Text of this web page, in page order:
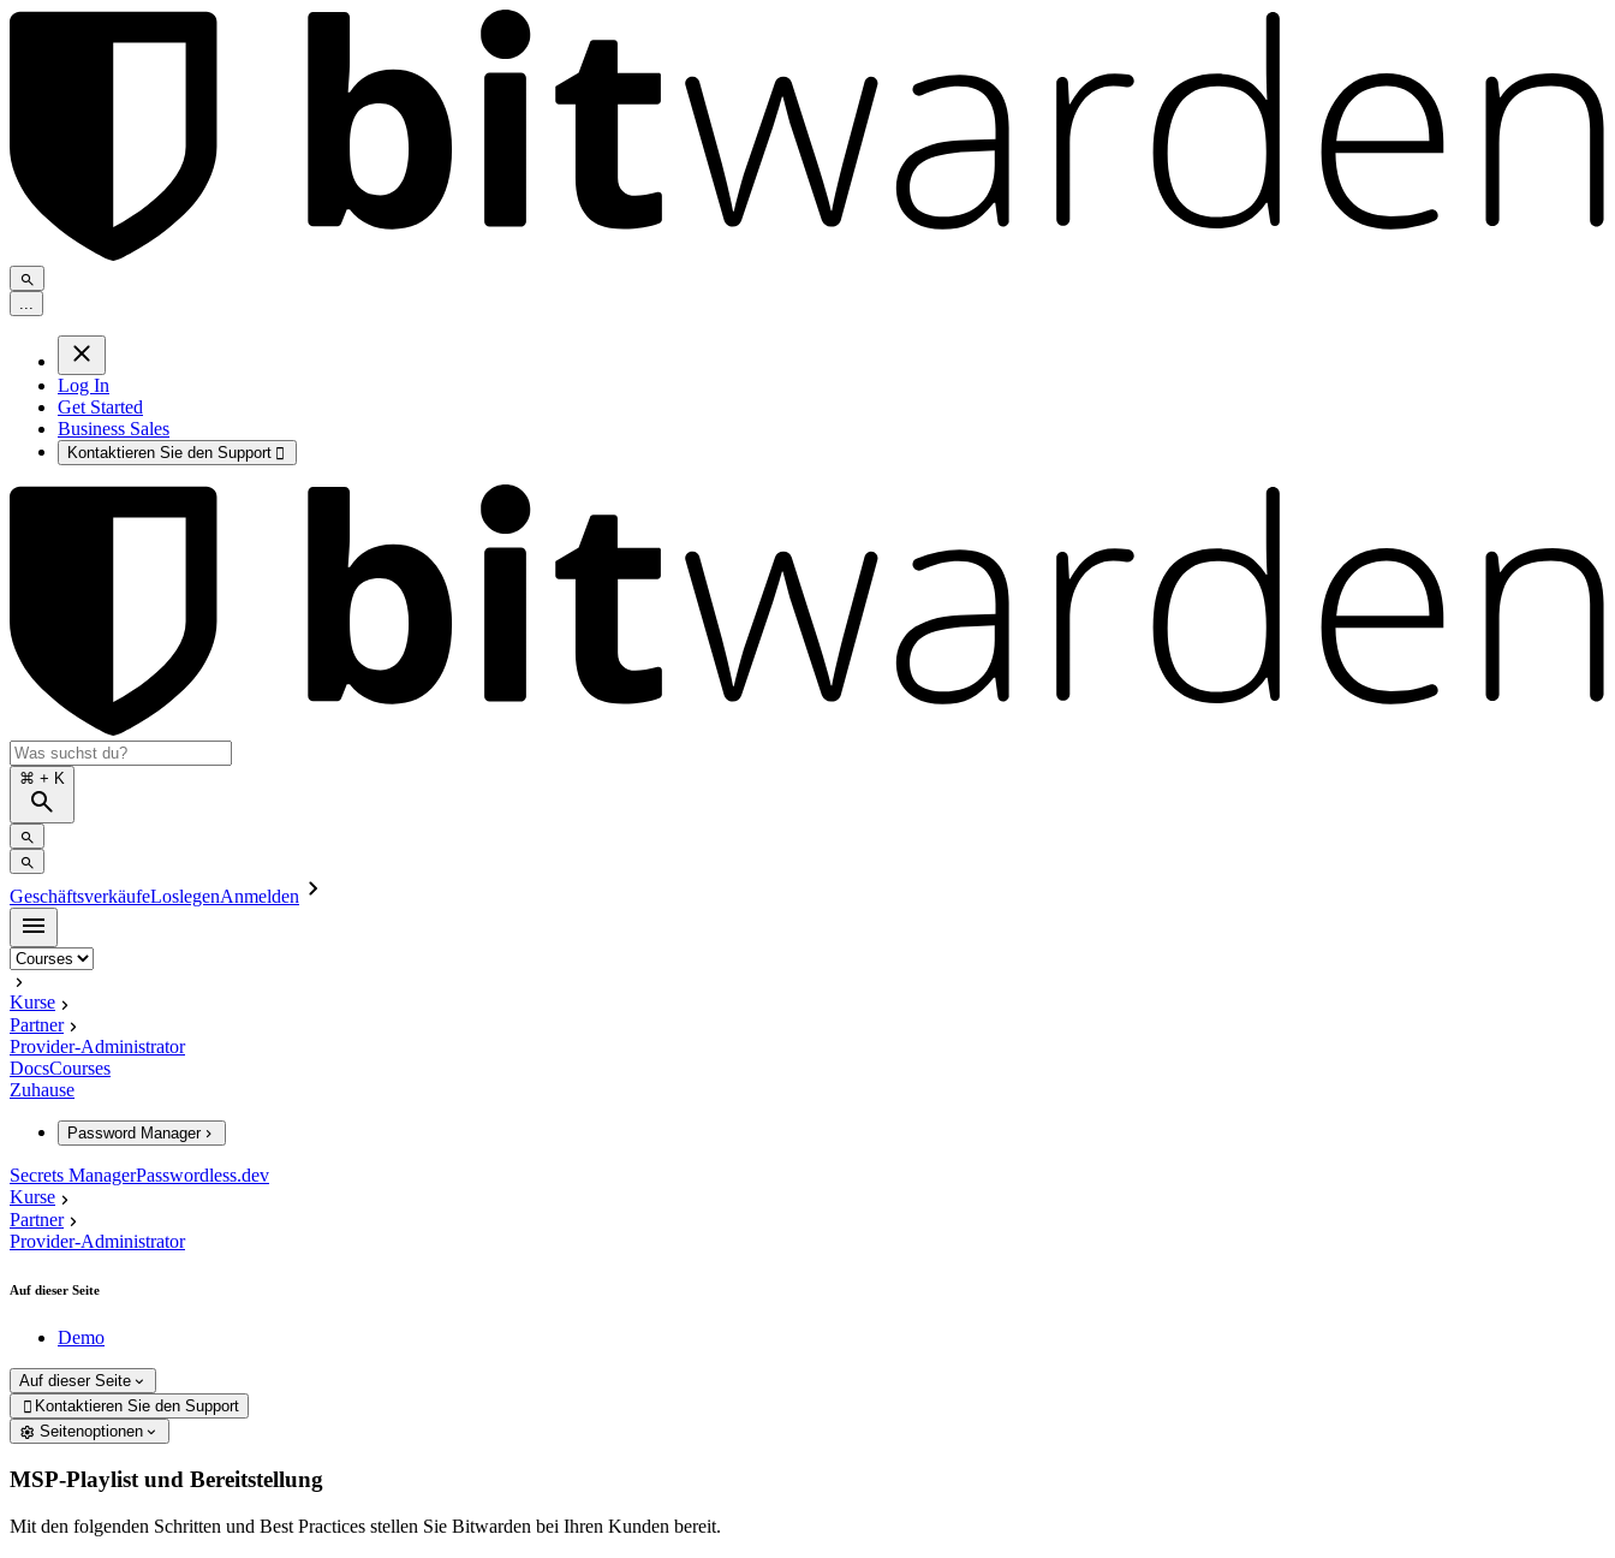
Log In
Get Started
Business Sales
Kontaktieren Sie den Support 
⌘ + K
GeschäftsverkäufeLoslegenAnmelden
Kurse
Partner
Provider-Administrator
DocsCourses
Zuhause
Password Manager
Secrets ManagerPasswordless.dev
Kurse
Partner
Provider-Administrator
Auf dieser Seite
Demo
Auf dieser Seite
 Kontaktieren Sie den Support
Seitenoptionen
MSP-Playlist und Bereitstellung
Mit den folgenden Schritten und Best Practices stellen Sie Bitwarden bei Ihren Kunden bereit.